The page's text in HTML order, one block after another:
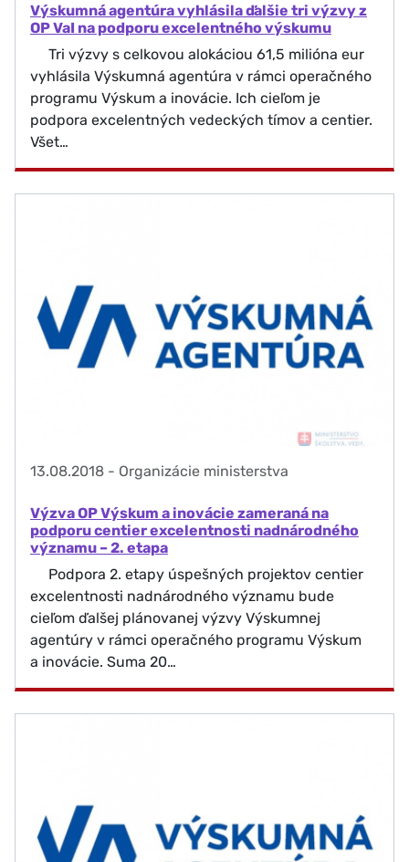
Výskumná agentúra vyhlásila ďalšie tri výzvy z
OP VaI na podporu excelentného výskumu
Tri výzvy s celkovou alokáciou 61,5 milióna eur
vyhlásila Výskumná agentúra v rámci operačného
programu Výskum a inovácie. Ich cieľom je
podpora excelentných vedeckých tímov a centier.
Všet…
13.08.2018 - Organizácie ministerstva
Výzva OP Výskum a inovácie zameraná na
podporu centier excelentnosti nadnárodného
významu – 2. etapa
Podpora 2. etapy úspešných projektov centier
excelentnosti nadnárodného významu bude
cieľom ďalšej plánovanej výzvy Výskumnej
agentúry v rámci operačného programu Výskum
a inovácie. Suma 20…